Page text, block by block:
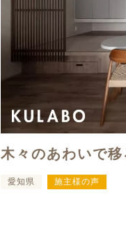
木々のあわいで
愛知県 施主様の声